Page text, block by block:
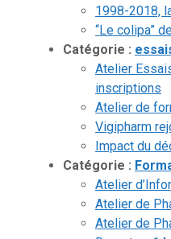
1998-2018,
“Le colipa”
Catégorie :
Atelier
inscriptions
Atelier de
Vigipharm
Impact du
Catégorie :
Atelier
Atelier de
Atelier de